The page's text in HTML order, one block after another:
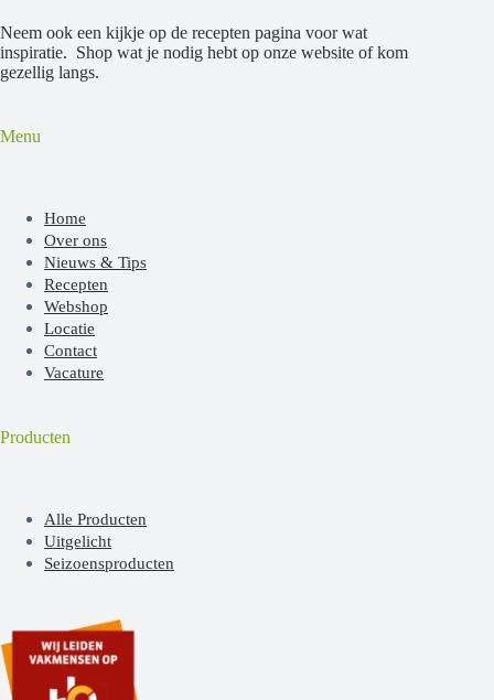
Neem ook een kijkje op de recepten pagina voor wat
inspiratie. Shop wat je nodig hebt op onze website of kom
gezellig langs.
Menu
Home
Over ons
Nieuws & Tips
Recepten
Webshop
Locatie
Contact
Vacature
Producten
Alle Producten
Uitgelicht
Seizoensproducten